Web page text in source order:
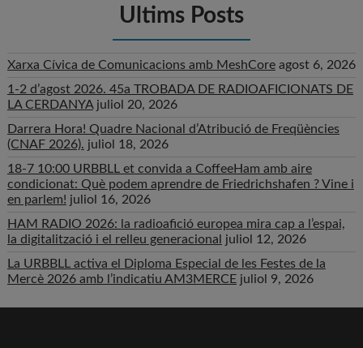
Ultims Posts
Xarxa Cívica de Comunicacions amb MeshCore agost 6, 2026
1-2 d’agost 2026. 45a TROBADA DE RADIOAFICIONATS DE
LA CERDANYA juliol 20, 2026
Darrera Hora! Quadre Nacional d’Atribució de Freqüències
(CNAF 2026). juliol 18, 2026
18-7 10:00 URBBLL et convida a CoffeeHam amb aire
condicionat: Què podem aprendre de Friedrichshafen ? Vine i
en parlem! juliol 16, 2026
HAM RADIO 2026: la radioafició europea mira cap a l’espai,
la digitalització i el relleu generacional
juliol 12, 2026
La URBBLL activa el Diploma Especial de les Festes de la
Mercè 2026 amb l’indicatiu AM3MERCE juliol 9, 2026